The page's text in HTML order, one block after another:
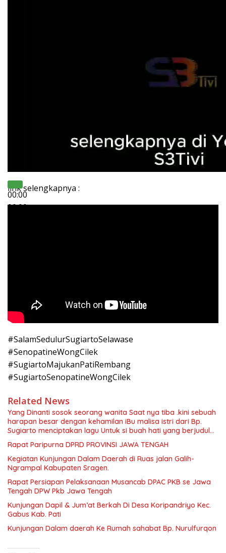
00:00
00:00
link selengkapnya :
#SalamSedulurSugiartoSelawase
#SenopatineWongCilek
#SugiartoMajukanPatiRembang
#SugiartoSenopatineWongCilek
Related News
Yang Dinanti sosok seorang wanita Saat nya tiba .kini sebuah
harapan besar dengan kehamilan iBu malisa istri dari Bp.
Sugiarto menciptakan lagu Untuk si buah hati yang berjudul
Rapat Paripurna DPRD PROVINSI JAWA TENGAH
Kegiatan Kunjungan Dalam Daerah di Ruas jalan Galih-
Ngrampal Kabupaten Sragen.
Rapat Persiapan Pelaksanaan Musancab DPAC PKB se Jawa
Tengah DPW Pkb Jawa Tengah
Kunjungan Dapil & Jum’at Berkah Di Desa Koripandriyo Kec.
Gabus Kab. Pati
Kunjungan Dalam daerah Ke Rumah sahabat Bp. Nurulfurqon